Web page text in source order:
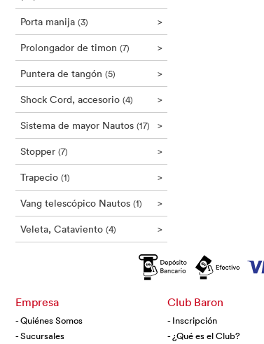
>
Porta manija (3)
>
Prolongador de timon (7)
>
Puntera de tangón (5)
>
Shock Cord, accesorio (4)
>
Sistema de mayor Nautos (17)
>
Stopper (7)
>
Trapecio (1)
>
Vang telescópico Nautos (1)
>
Veleta, Cataviento (4)
Empresa
- Quiénes Somos
- Sucursales
Club Baron
- Inscripción
- ¿Qué es el Club?